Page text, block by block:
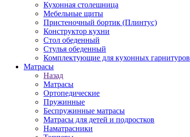
Кухонная столешница
Мебельные щиты
Пристеночный бортик (Плинтус)
Конструктор кухни
Стол обеденный
Стулья обеденный
Комплектующие для кухонных гарнитуров
Матраcы
Назад
Матраcы
Ортопедические
Пружинные
Беспружинные матрасы
Матрасы для детей и подростков
Наматрасники